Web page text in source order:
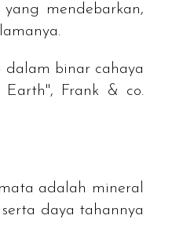
mendebarkan,
dalam binar cahaya
Earth", Frank & co.
adalah mineral
daya tahannya